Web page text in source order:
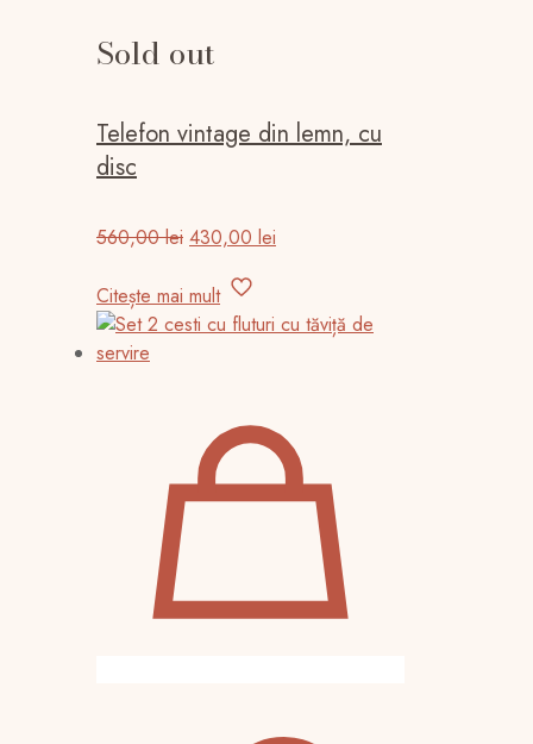
Sold out
Telefon vintage din lemn, cu
disc
560,00lei Prețul
a
fost:
430,00 lei
430,00 lei.
Citește mai mult